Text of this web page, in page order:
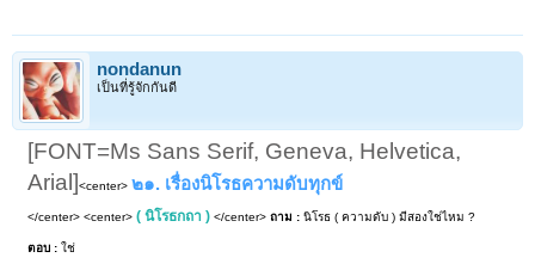
nondanun
เป็นที่รู้จักกันดี
[FONT=Ms Sans Serif, Geneva, Helvetica,
Arial]<center>๒๑. เรื่องนิโรธความดับทุกข์
</center> <center>( นิโรธกถา )</center>ถาม :นิโรธ ( ความดับ ) มีสองใช่ไหม ?
ตอบ :ใช่